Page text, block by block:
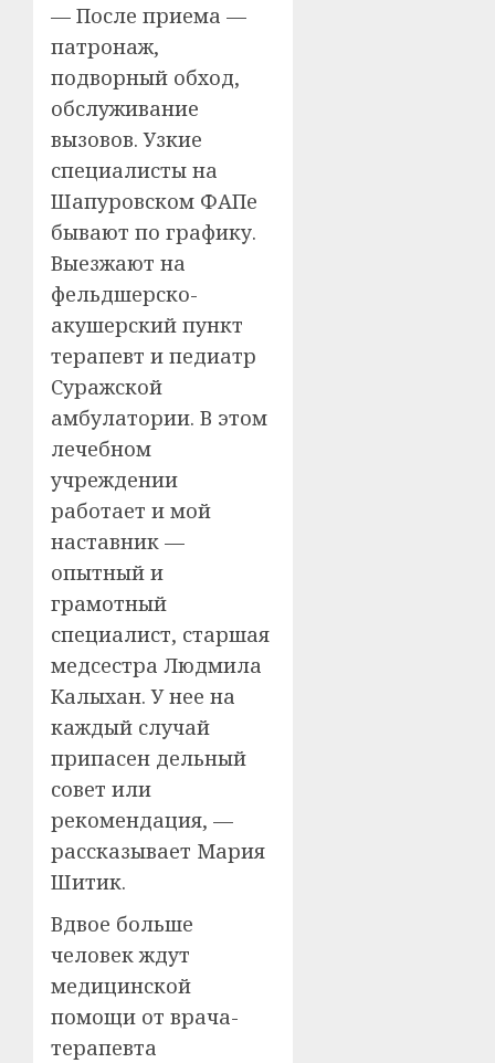
— После приема —
патронаж,
подворный обход,
обслуживание
вызовов. Узкие
специалисты на
Шапуровском ФАПе
бывают по графику.
Выезжают на
фельдшерско-
акушерский пункт
терапевт и педиатр
Суражской
амбулатории. В этом
лечебном
учреждении
работает и мой
наставник —
опытный и
грамотный
специалист, старшая
медсестра Людмила
Калыхан. У нее на
каждый случай
припасен дельный
совет или
рекомендация, —
рассказывает Мария
Шитик.
Вдвое больше
человек ждут
медицинской
помощи от врача-
терапевта